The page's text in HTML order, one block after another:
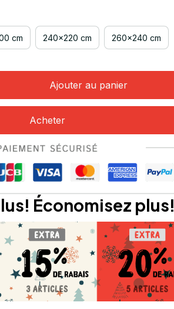
cm 240x220 cm 260x240 cm
Ajouter au panier
Acheter
Économisez plus!